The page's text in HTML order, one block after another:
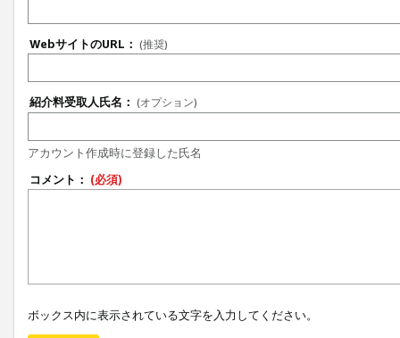
WebサイトのURL： (推奨)
紹介料受取人氏名： (オプション)
アカウント作成時に登録した氏名
コメント： (必須)
ボックス内に表示されている文字を入力してください。